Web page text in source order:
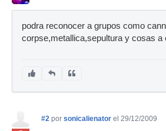
podra reconocer a grupos como
corpse,metallica,sepultura y cosas a
#2 por sonicalienator el 29/12/2009